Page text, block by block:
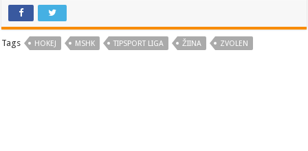
Tags HOKEJ MSHK TIPSPORT LIGA ŽIINA ZVOLEN